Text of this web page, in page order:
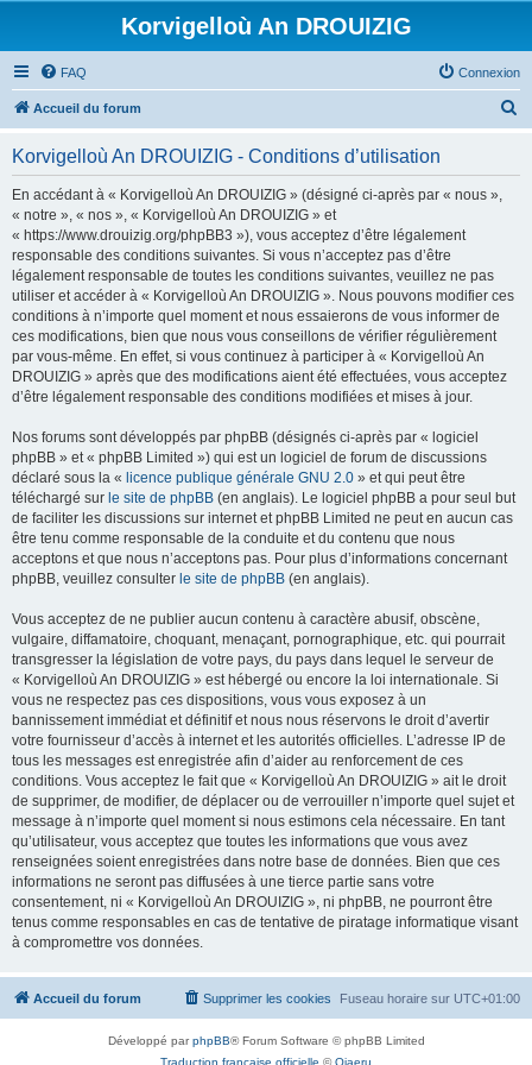
Korvigelloù An DROUIZIG
FAQ Connexion
Accueil du forum
Korvigelloù An DROUIZIG - Conditions d’utilisation
En accédant à « Korvigelloù An DROUIZIG » (désigné ci-après par « nous »,
« notre », « nos », « Korvigelloù An DROUIZIG » et
« https://www.drouizig.org/phpBB3 »), vous acceptez d’être légalement
responsable des conditions suivantes. Si vous n’acceptez pas d’être
légalement responsable de toutes les conditions suivantes, veuillez ne pas
utiliser et accéder à « Korvigelloù An DROUIZIG ». Nous pouvons modifier ces
conditions à n’importe quel moment et nous essaierons de vous informer de
ces modifications, bien que nous vous conseillons de vérifier régulièrement
par vous-même. En effet, si vous continuez à participer à « Korvigelloù An
DROUIZIG » après que des modifications aient été effectuées, vous acceptez
d’être légalement responsable des conditions modifiées et mises à jour.
Nos forums sont développés par phpBB (désignés ci-après par « logiciel
phpBB » et « phpBB Limited ») qui est un logiciel de forum de discussions
déclaré sous la « licence publique générale GNU 2.0 » et qui peut être
téléchargé sur le site de phpBB (en anglais). Le logiciel phpBB a pour seul but
de faciliter les discussions sur internet et phpBB Limited ne peut en aucun cas
être tenu comme responsable de la conduite et du contenu que nous
acceptons et que nous n’acceptons pas. Pour plus d’informations concernant
phpBB, veuillez consulter le site de phpBB (en anglais).
Vous acceptez de ne publier aucun contenu à caractère abusif, obscène,
vulgaire, diffamatoire, choquant, menaçant, pornographique, etc. qui pourrait
transgresser la législation de votre pays, du pays dans lequel le serveur de
« Korvigelloù An DROUIZIG » est hébergé ou encore la loi internationale. Si
vous ne respectez pas ces dispositions, vous vous exposez à un
bannissement immédiat et définitif et nous nous réservons le droit d’avertir
votre fournisseur d’accès à internet et les autorités officielles. L’adresse IP de
tous les messages est enregistrée afin d’aider au renforcement de ces
conditions. Vous acceptez le fait que « Korvigelloù An DROUIZIG » ait le droit
de supprimer, de modifier, de déplacer ou de verrouiller n’importe quel sujet et
message à n’importe quel moment si nous estimons cela nécessaire. En tant
qu’utilisateur, vous acceptez que toutes les informations que vous avez
renseignées soient enregistrées dans notre base de données. Bien que ces
informations ne seront pas diffusées à une tierce partie sans votre
consentement, ni « Korvigelloù An DROUIZIG », ni phpBB, ne pourront être
tenus comme responsables en cas de tentative de piratage informatique visant
à compromettre vos données.
Accueil du forum Fuseau horaire sur UTC+01:00
Supprimer les cookies
Développé parphpBB® Forum Software © phpBB Limited
Traduction française officielle ©Qiaeru